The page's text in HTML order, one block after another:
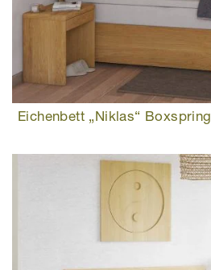
Eichenbett „Niklas“ Boxspring